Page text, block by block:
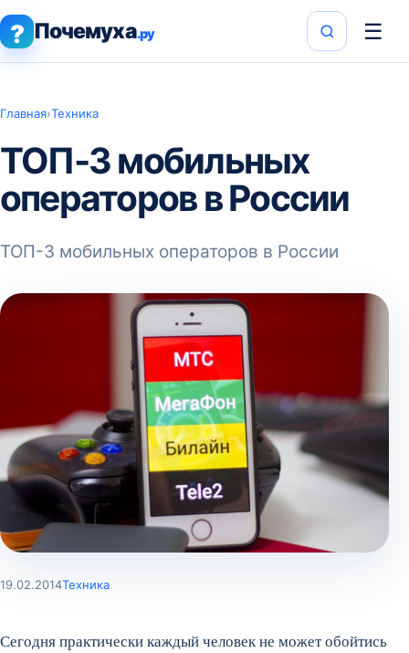
? Почемуха.ру ☰
Главная›Техника
ТОП-3 мобильных
операторов в России
ТОП-3 мобильных операторов в России
19.02.2014Техника
Сегодня практически каждый человек не может обойтись